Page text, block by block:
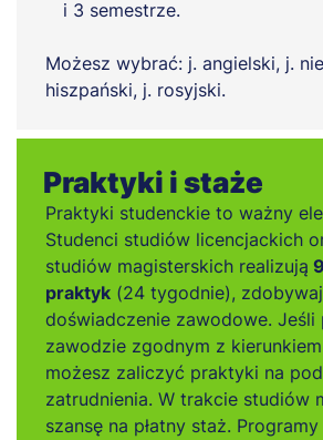
i 3 semestrze.
Możesz wybrać: j. angielski, j.
hiszpański, j. rosyjski.
Praktyki i staże
Praktyki studenckie to ważny
Studenci studiów licencjackich
studiów magisterskich realizują
praktyk (24 tygodnie),
doświadczenie zawodowe. Jeśli
zawodzie zgodnym z
możesz zaliczyć praktyki na
zatrudnienia. W trakcie studiów
szansę na płatny staż.